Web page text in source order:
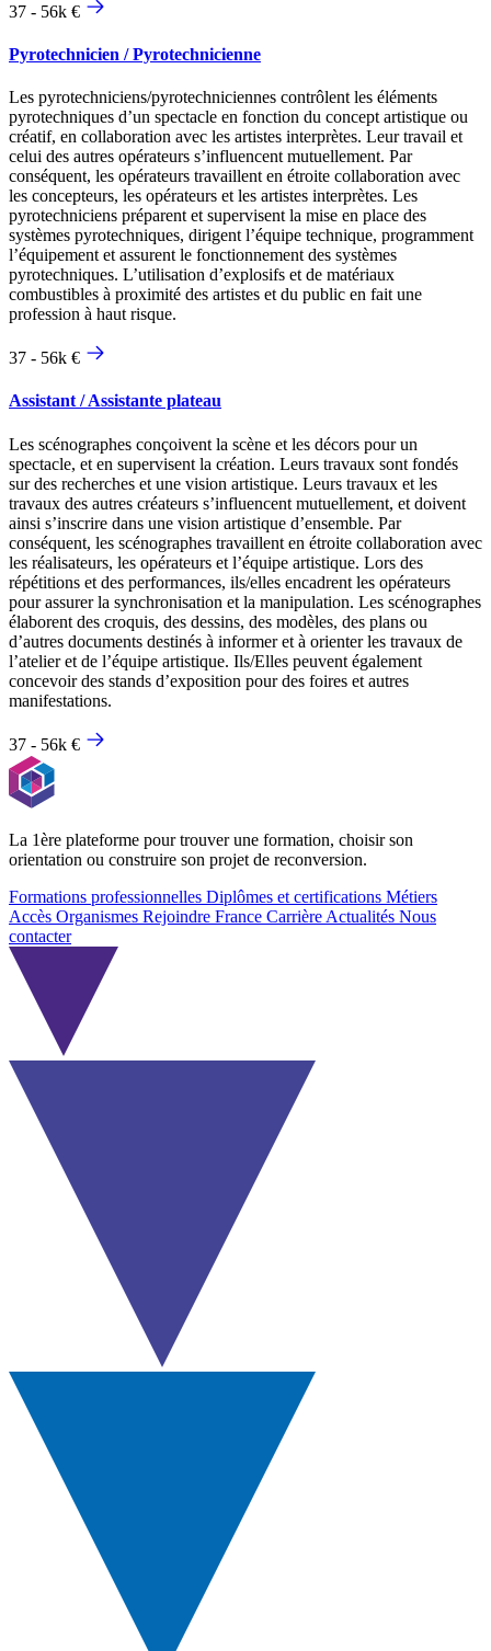
37 - 56k €
Pyrotechnicien / Pyrotechnicienne
Les pyrotechniciens/pyrotechniciennes contrôlent les éléments
pyrotechniques d’un spectacle en fonction du concept artistique ou
créatif, en collaboration avec les artistes interprètes. Leur travail et
celui des autres opérateurs s’influencent mutuellement. Par
conséquent, les opérateurs travaillent en étroite collaboration avec
les concepteurs, les opérateurs et les artistes interprètes. Les
pyrotechniciens préparent et supervisent la mise en place des
systèmes pyrotechniques, dirigent l’équipe technique, programment
l’équipement et assurent le fonctionnement des systèmes
pyrotechniques. L’utilisation d’explosifs et de matériaux
combustibles à proximité des artistes et du public en fait une
profession à haut risque.
37 - 56k €
Assistant / Assistante plateau
Les scénographes conçoivent la scène et les décors pour un
spectacle, et en supervisent la création. Leurs travaux sont fondés
sur des recherches et une vision artistique. Leurs travaux et les
travaux des autres créateurs s’influencent mutuellement, et doivent
ainsi s’inscrire dans une vision artistique d’ensemble. Par
conséquent, les scénographes travaillent en étroite collaboration avec
les réalisateurs, les opérateurs et l’équipe artistique. Lors des
répétitions et des performances, ils/elles encadrent les opérateurs
pour assurer la synchronisation et la manipulation. Les scénographes
élaborent des croquis, des dessins, des modèles, des plans ou
d’autres documents destinés à informer et à orienter les travaux de
l’atelier et de l’équipe artistique. Ils/Elles peuvent également
concevoir des stands d’exposition pour des foires et autres
manifestations.
37 - 56k €
La 1ère plateforme pour trouver une formation, choisir son
orientation ou construire son projet de reconversion.
Formations professionnelles Diplômes et certifications Métiers
Accès Organismes Rejoindre France Carrière Actualités Nous
contacter